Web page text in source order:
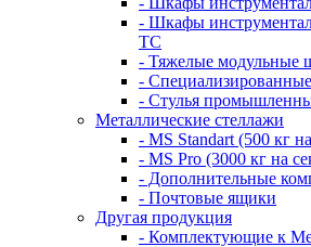
- Шкафы
TC
- Тяжелые модульные
-
- Стулья
Металлические стеллажи
- MS Standart (500 кг
- MS Pro (3000 кг на
- Дополнительные
- Почтовые ящики
Другая продукция
- Комплектующие к